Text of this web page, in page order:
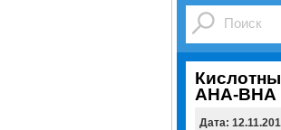
AHA-
Дата: